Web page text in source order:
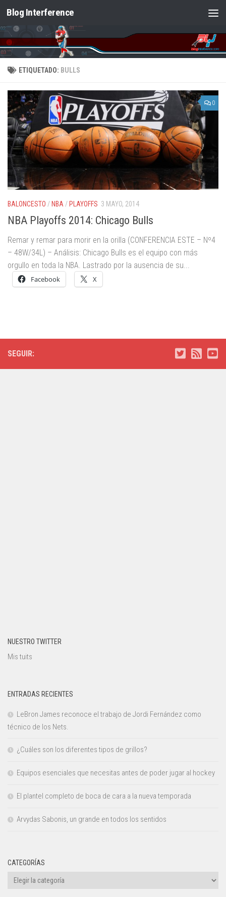
Saltar al contenido
Blog Interference
ETIQUETADO: BULLS
0
BALONCESTO / NBA / PLAYOFFS 3 MAYO, 2014
NBA Playoffs 2014: Chicago Bulls
Remar y remar para morir en la orilla (CONFERENCIA ESTE – Nº4
– 48W/34L) – Análisis: Chicago Bulls es el equipo con más
orgullo en toda la NBA. Lastrado por la ausencia de su...
Facebook X
SEGUIR:
NUESTRO TWITTER
Mis tuits
ENTRADAS RECIENTES
LeBron James reconoce el trabajo de Jordi Fernández como
técnico de los Nets.
¿Cuáles son los diferentes tipos de grillos?
Equipos esenciales que necesitas antes de poder jugar al hockey
El plantel completo de boca de cara a la nueva temporada
Arvydas Sabonis, un grande en todos los sentidos
CATEGORÍAS
Categorías